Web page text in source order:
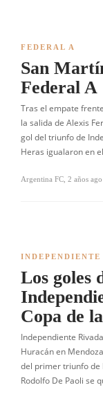
FEDERAL A
San
Federal A
Tras el empate
la salida de Alexis
gol del triunfo de
Heras igualaron en
Argentina FC 2 años ago
Los goles
Copa de
Independiente
Huracán en
del primer triunfo de
Rodolfo De Paoli se